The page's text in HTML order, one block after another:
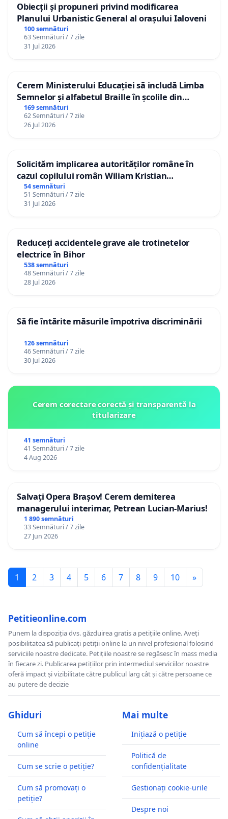
Obiecții și propuneri privind modificarea
Planului Urbanistic General al orașului Ialoveni
100 semnături
63 Semnături / 7 zile
31 Jul 2026
Cerem Ministerului Educației să includă Limba
Semnelor și alfabetul Braille în școlile din
Republica Moldova!
169 semnături
62 Semnături / 7 zile
26 Jul 2026
Solicităm implicarea autorităților române în
cazul copilului român Wiliam Kristian
Gheorghe, aflat în plasament în Danemarca de
12 ani
54 semnături
51 Semnături / 7 zile
31 Jul 2026
Reduceți accidentele grave ale trotinetelor
electrice în Bihor
538 semnături
48 Semnături / 7 zile
28 Jul 2026
Să fie întărite măsurile împotriva discriminării
126 semnături
46 Semnături / 7 zile
30 Jul 2026
Cerem corectare corectă și transparentă la
titularizare
41 semnături
41 Semnături / 7 zile
4 Aug 2026
Salvați Opera Brașov! Cerem demiterea
managerului interimar, Petrean Lucian-Marius!
1 890 semnături
33 Semnături / 7 zile
27 Jun 2026
1 2 3 4 5 6 7 8 9 10 »
Petitieonline.com
Punem la dispoziția dvs. găzduirea gratis a petițiile online. Aveți
posibilitatea să publicați petiții online la un nivel profesional folosind
serviciile noastre dedicate. Petițiile noastre se regăsesc în mass media
în fiecare zi. Publicarea petițiilor prin intermediul serviciilor noastre
oferă impact și vizibilitate către publicul larg cât și către persoane ce
au putere de decizie
Ghiduri
Cum să începi o petiție
online
Cum se scrie o petiție?
Cum să promovați o
petiție?
Mai multe
Inițiază o petiție
Politică de
confidențialitate
Gestionați cookie-urile
Despre noi